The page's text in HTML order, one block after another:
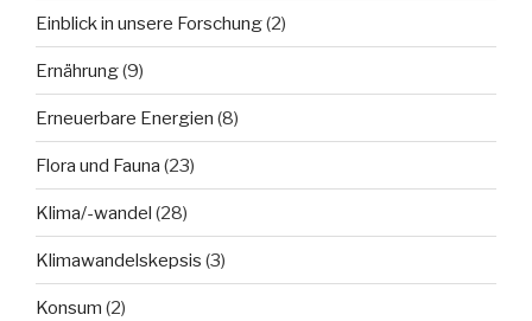
Einblick in unsere Forschung(2)
Ernährung(9)
Erneuerbare Energien (8)
Flora und Fauna (23)
Klima/-wandel (28)
Klimawandelskepsis (3)
Konsum (2)